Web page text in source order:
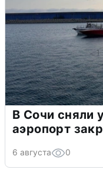
В Сочи сняли
аэропорт
6 августа 0